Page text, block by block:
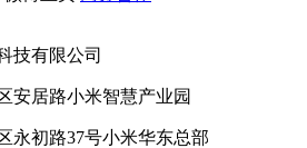
技有限公司
安居路小米智慧产业园
永初路37号小米华东总部